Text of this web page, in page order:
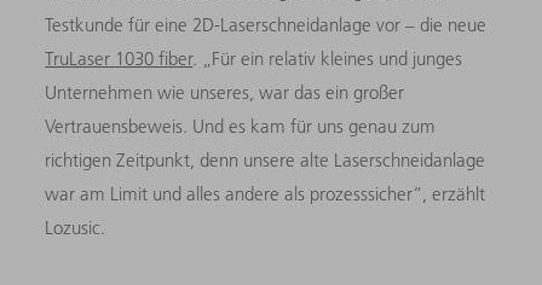
Testkunde für eine 2D-Laserschneidanlage vor – die neue
TruLaser 1030 fiber. „Für ein relativ kleines und junges
Unternehmen wie unseres, war das ein großer
Vertrauensbeweis. Und es kam für uns genau zum
richtigen Zeitpunkt, denn unsere alte Laserschneidanlage
war am Limit und alles andere als prozesssicher“, erzählt
Lozusic.